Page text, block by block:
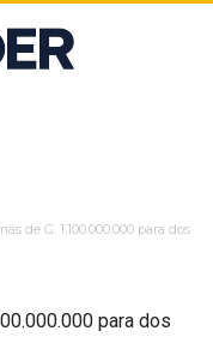
de G. 1.100.000.000 para dos
para dos